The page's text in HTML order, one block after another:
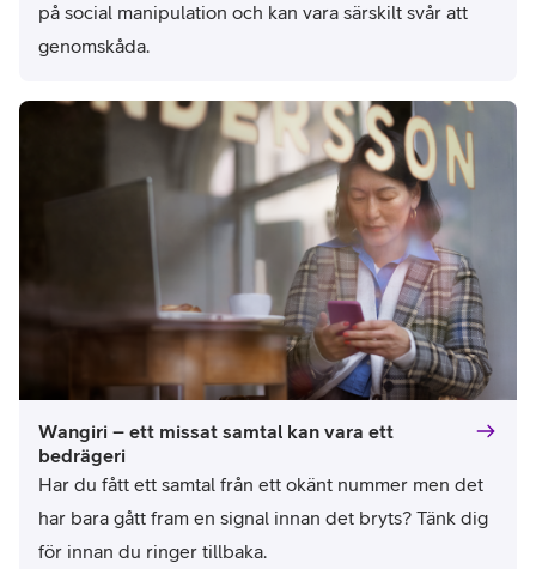
på social manipulation och kan vara särskilt svår att
genomskåda.
Wangiri – ett missat samtal kan vara ett
bedrägeri
Har du fått ett samtal från ett okänt nummer men det
har bara gått fram en signal innan det bryts? Tänk dig
för innan du ringer tillbaka.